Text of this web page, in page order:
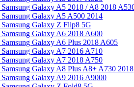
Galaxy A5 2018 / A8 2018
Galaxy A5 A500 2014
Galaxy Z Flip8 5G
Galaxy A6 2018 A600
Galaxy A6 Plus 2018 A605
Galaxy A7 2016 A710
Galaxy A7 2018 A750
Galaxy A8 Plus A8+ A730 2018
Galaxy A9 2016 A9000